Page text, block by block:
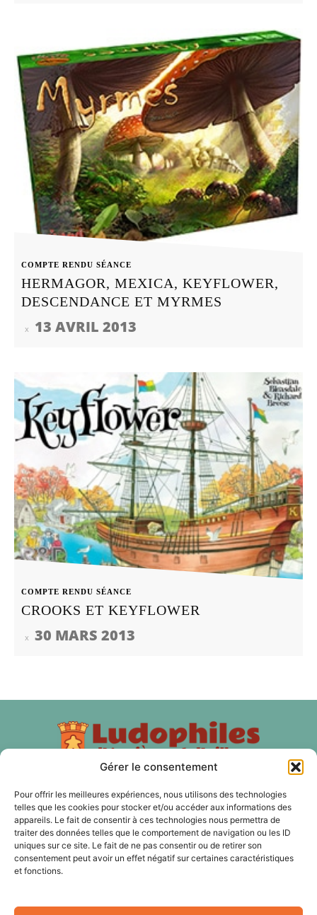
Gérer le consentement
Pour offrir les meilleures expériences, nous utilisons des technologies
telles que les cookies pour stocker et/ou accéder aux informations des
appareils. Le fait de consentir à ces technologies nous permettra de
traiter des données telles que le comportement de navigation ou les ID
uniques sur ce site. Le fait de ne pas consentir ou de retirer son
consentement peut avoir un effet négatif sur certaines caractéristiques
et fonctions.
COMPTE RENDU SÉANCE
HERMAGOR, MEXICA, KEYFLOWER,
DESCENDANCE ET MYRMES
13 AVRIL 2013
COMPTE RENDU SÉANCE
CROOKS ET KEYFLOWER
30 MARS 2013
À PROPOS
Les Ludophiles d'Asnières et d'ailleurs est une association
de jeux de plateau, de jeux d'histoire, de jeux de rôles, de
jeux de cartes à Asnières sur Seine et nos membres sont